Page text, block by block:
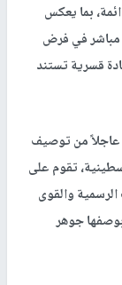
بما يعكس
مباشر في فرض
قسرية تستند
عاجلاً من توصيف
تقوم على
والقوى
بوصفها جوهر